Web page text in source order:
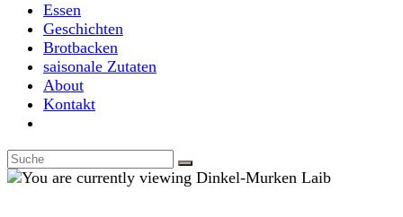
Essen
Geschichten
Brotbacken
saisonale Zutaten
About
Kontakt
search